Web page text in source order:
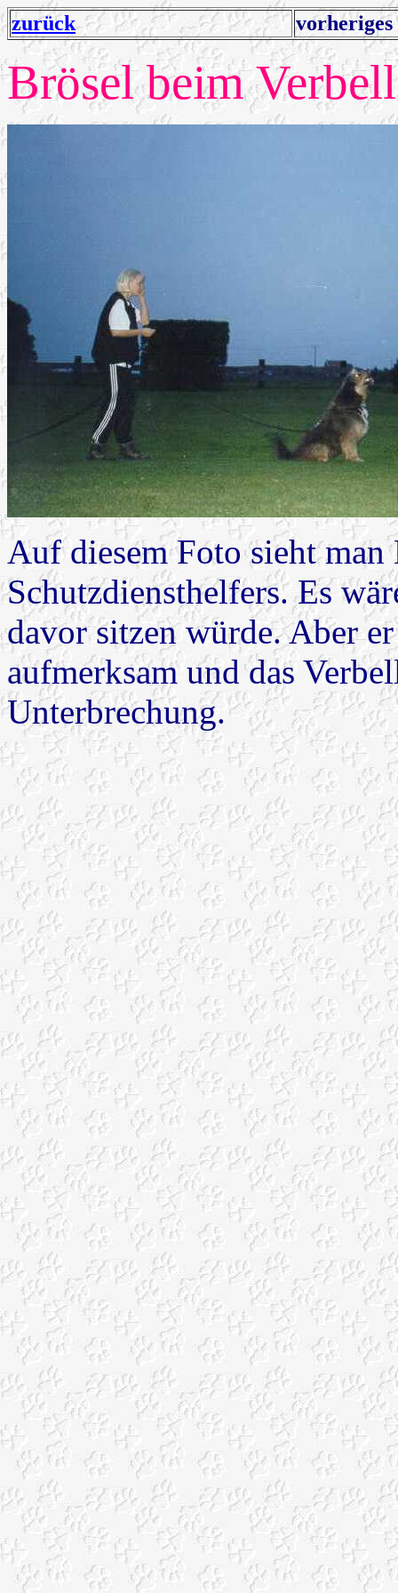
zurück
Brösel beim
Auf diesem Foto sieht
Schutzdiensthelfers. Es
davor sitzen würde. Aber
aufmerksam und das
Unterbrechung.